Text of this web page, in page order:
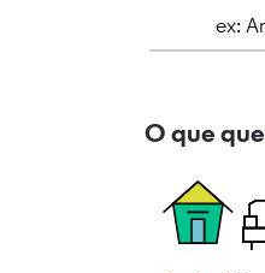
O que